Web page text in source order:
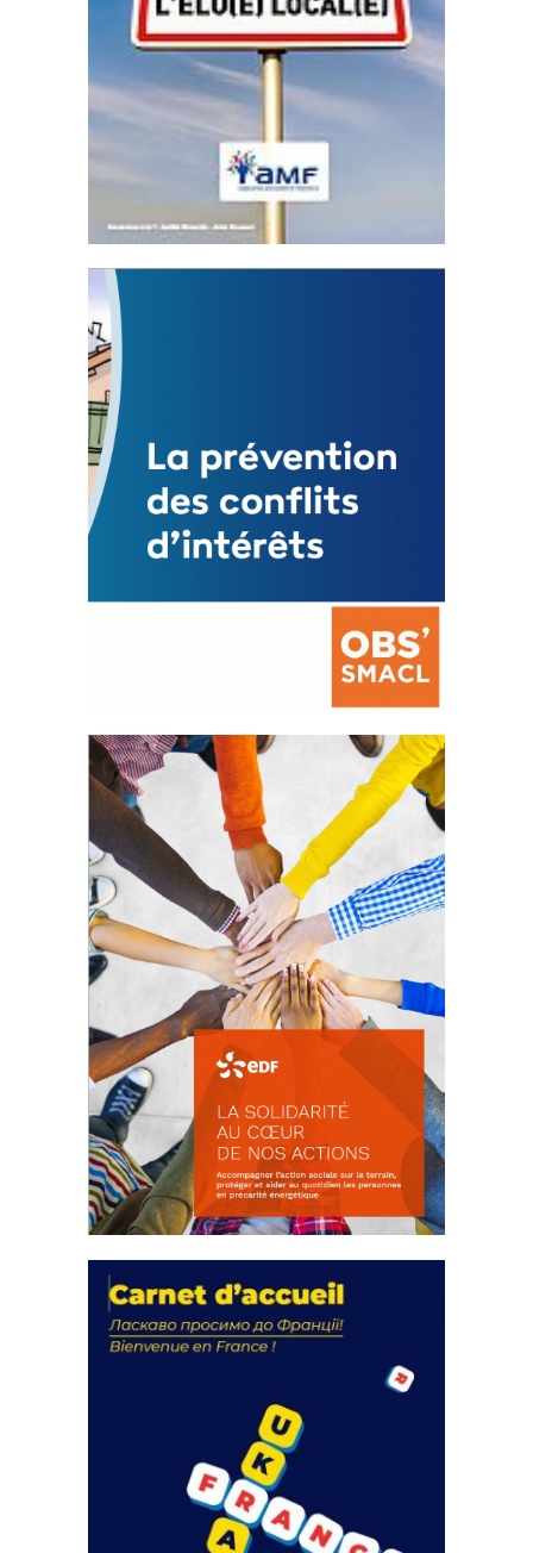
Statut de l’élu local
3 avril 2024
Mise à jour avril 2024
FEUILLETER
La prévention des conflits
d’intérêts
18 septembre 2023
FEUILLETER
actions
18 septembre 2023
FEUILLETER